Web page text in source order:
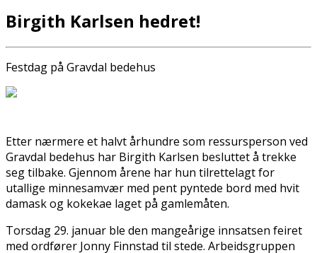
Birgith Karlsen hedret!
Festdag på Gravdal bedehus
Etter nærmere et halvt århundre som ressursperson ved
Gravdal bedehus har Birgith Karlsen besluttet å trekke
seg tilbake. Gjennom årene har hun tilrettelagt for
utallige minnesamvær med pent pyntede bord med hvit
damask og kokekaffe laget på gamlemåten.
Torsdag 29. januar ble den mangeårige innsatsen feiret
med ordfører Jonny Finnstad til stede. Arbeidsgruppen